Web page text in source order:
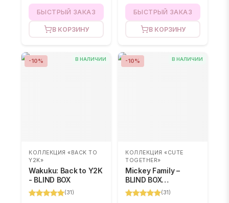
БЫСТРЫЙ ЗАКАЗ
В КОРЗИНУ
БЫСТРЫЙ ЗАКАЗ
В КОРЗИНУ
В НАЛИЧИИ
-10%
КОЛЛЕКЦИЯ «BACK TO
Y2K»
Wakuku: Back to Y2K
- BLIND BOX
(31 )
В НАЛИЧИИ
-10%
КОЛЛЕКЦИЯ «CUTE
TOGETHER»
Mickey Family –
BLIND BOX
(случайный
персонаж)
(31 )